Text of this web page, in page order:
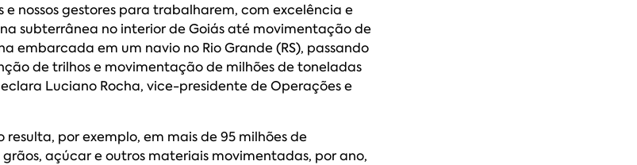
e nossos gestores para trabalharem, com excelência e
subterrânea no interior de Goiás até movimentação de
embarcada em um navio no Rio Grande (RS), passando
de trilhos e movimentação de milhões de toneladas
Luciano Rocha, vice-presidente de Operações e
resulta, por exemplo, em mais de 95 milhões de
açúcar e outros materiais movimentadas, por ano,